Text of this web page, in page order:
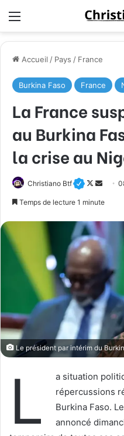
Accueil / Pays / France
Burkina Faso France
La France
au Burkina
la crise au
Christiano Btf
F
l
o
w
X
y
e
r
u
n
c
u
r
i
e
l
Temps de lecture 1 minute
Le président par intérim du
L
a situation
répercussions
Burkina Faso.
annoncé